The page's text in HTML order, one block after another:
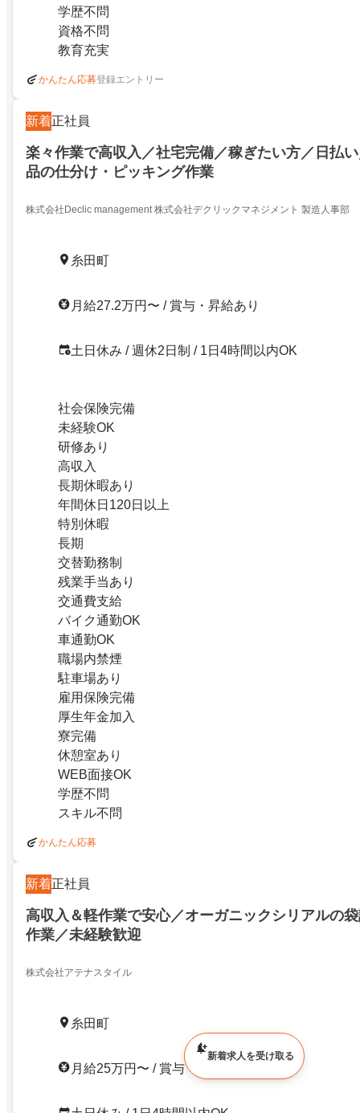
学歴不問
資格不問
教育充実
かんたん応募登録エントリー
新着正社員
楽々作業で高収入／社宅完備／稼ぎたい方／日払
品の仕分け・ピッキング作業
株式会社Declic management 株式会社デクリックマネジメント 製造人事部
糸田町
月給27.2万円〜 / 賞与・昇給あり
土日休み / 週休2日制 / 1日4時間以内OK
社会保険完備
未経験OK
研修あり
高収入
長期休暇あり
年間休日120日以上
特別休暇
長期
交替勤務制
残業手当あり
交通費支給
バイク通勤OK
車通勤OK
職場内禁煙
駐車場あり
雇用保険完備
厚生年金加入
寮完備
休憩室あり
WEB面接OK
学歴不問
スキル不問
かんたん応募
新着正社員
高収入＆軽作業で安心／オーガニックシリアルの
作業／未経験歓迎
株式会社アテナスタイル
糸田町
月給25万円〜 / 賞与・昇給あり
新着求人を受け取る